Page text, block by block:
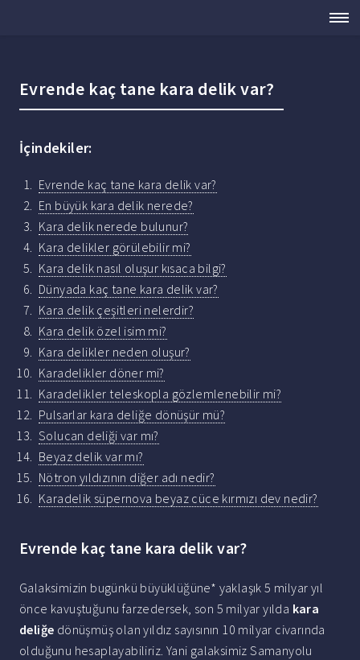
Evrende kaç tane kara delik var?
İçindekiler:
Evrende kaç tane kara delik var?
En büyük kara delik nerede?
Kara delik nerede bulunur?
Kara delikler görülebilir mi?
Kara delik nasıl oluşur kısaca bilgi?
Dünyada kaç tane kara delik var?
Kara delik çeşitleri nelerdir?
Kara delik özel isim mi?
Kara delikler neden oluşur?
Karadelikler döner mi?
Karadelikler teleskopla gözlemlenebilir mi?
Pulsarlar kara deliğe dönüşür mü?
Solucan deliği var mı?
Beyaz delik var mı?
Nötron yıldızının diğer adı nedir?
Karadelik süpernova beyaz cüce kırmızı dev nedir?
Evrende kaç tane kara delik var?
Galaksimizin bugünkü büyüklüğüne* yaklaşık 5 milyar yıl
önce kavuştuğunu farzedersek, son 5 milyar yılda kara
deliğe dönüşmüş olan yıldız sayısının 10 milyar civarında
olduğunu hesaplayabiliriz. Yani galaksimiz Samanyolu